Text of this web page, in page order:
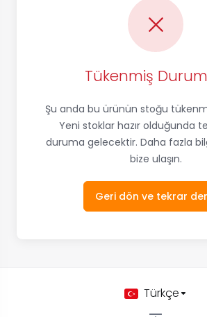
Tükenmiş
Şu anda bu ürünün stoğu
Yeni stoklar hazır olduğunda
duruma gelecektir. Daha fazla
bize ulaşın.
Geri dön ve tekrar
Türkçe